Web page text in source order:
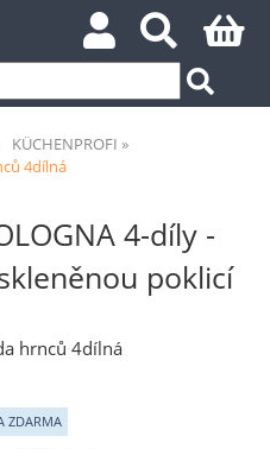
KÜCHENPROFI
4dílná
4-díly -
poklicí
hrnců 4dílná